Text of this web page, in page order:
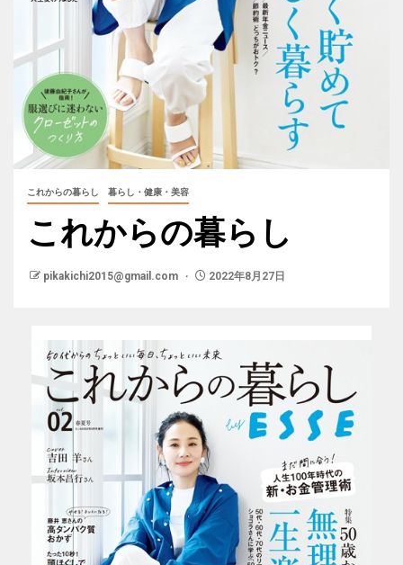
これからの暮らし 暮らし・健康・美容
これからの暮らし
pikakichi2015@gmail.com 2022年8月27日